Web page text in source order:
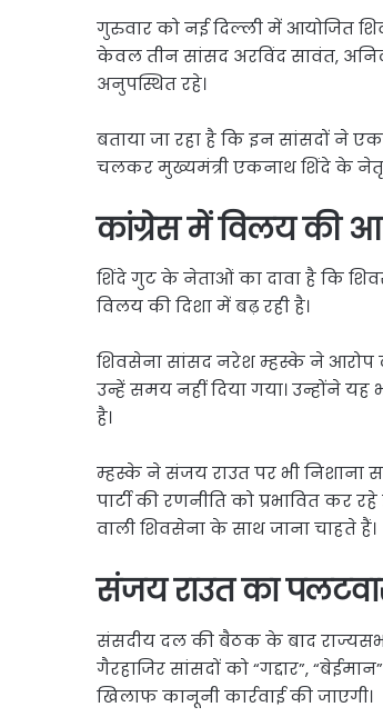
गुरुवार को नई दिल्ली में आयोजित
केवल तीन सांसद अरविंद सावंत,
अनुपस्थित रहे।
बताया जा रहा है कि इन सांसदों ने
चलकर मुख्यमंत्री एकनाथ शिंदे के
कांग्रेस में विलय की
शिंदे गुट के नेताओं का दावा है कि
विलय की दिशा में बढ़ रही है।
शिवसेना सांसद नरेश म्हस्के ने आरोप
उन्हें समय नहीं दिया गया। उन्होंने
है।
म्हस्के ने संजय राउत पर भी निशाना
पार्टी की रणनीति को प्रभावित कर
वाली शिवसेना के साथ जाना चाहते हैं।
संजय राउत का पलटवार,
संसदीय दल की बैठक के बाद
गैरहाजिर सांसदों को “गद्दार”,
खिलाफ कानूनी कार्रवाई की जाएगी।